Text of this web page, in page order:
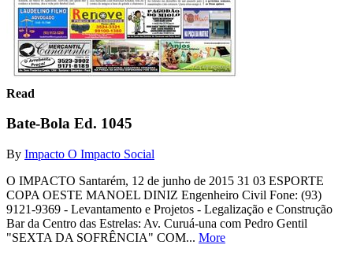
Read
Bate-Bola Ed. 1045
By Impacto O Impacto Social
O IMPACTO Santarém, 12 de junho de 2015 31 03 ESPORTE
COPA OESTE MANOEL DINIZ Engenheiro Civil Fone: (93)
9121-9369 - Levantamento e Projetos - Legalização e Construção
Bar da Centro das Estrelas: Av. Curuá-una com Pedro Gentil
"SEXTA DA SOFRÊNCIA" COM... More